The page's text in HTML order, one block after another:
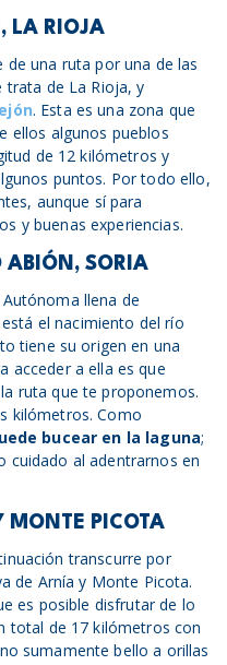
LA RIOJA
de una ruta por una de las
trata de La Rioja, y
. Esta es una zona que
ellos algunos pueblos
de 12 kilómetros y
puntos. Por todo ello,
aunque sí para
y buenas experiencias.
ABIÓN, SORIA
llena de
el nacimiento del río
tiene su origen en una
acceder a ella es que
ruta que te proponemos.
kilómetros. Como
bucear en la laguna;
cuidado al adentrarnos en
MONTE PICOTA
transcurre por
de Arnía y Monte Picota.
es posible disfrutar de lo
total de 17 kilómetros con
sumamente bello a orillas